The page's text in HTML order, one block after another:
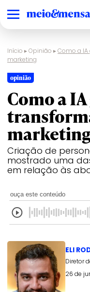
Início ▸Opinião ▸Como a
marketing
opinião
Como a
Criação de
mostrado uma
em relação às
ouça este conteúdo
ELI
Diretor
26 de